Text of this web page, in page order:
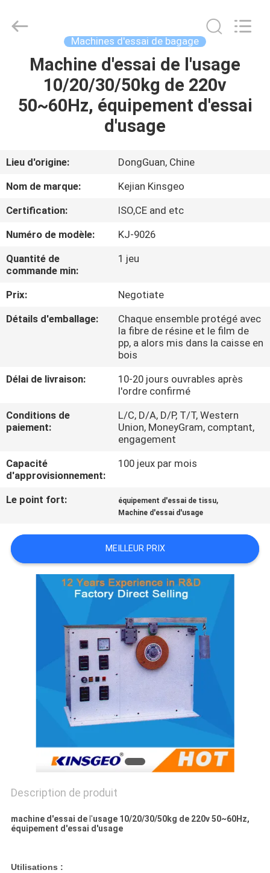
MAISON
DES
AU
SUJET
DE
VISITE
CONTRÔLE
NOUS
DEMANDEZ
UNE
CITATION
PLAN
DU
PRIVACY
INSTRUMENT
CO.,LTD.
Machines d'essai de bagage
Machine d'essai de l'usage
10/20/30/50kg de 220v
50~60Hz, équipement d'essai
d'usage
Lieu d'origine:
DongGuan, Chine
Nom de marque:
Kejian Kinsgeo
Certification:
ISO,CE and etc
Numéro de modèle:
KJ-9026
Quantité de
commande min:
1 jeu
Prix:
Negotiate
Détails d'emballage:
Chaque ensemble protégé avec
la fibre de résine et le film de
pp, a alors mis dans la caisse en
bois
Délai de livraison:
10-20 jours ouvrables après
l'ordre confirmé
Conditions de
paiement:
L/C, D/A, D/P, T/T, Western
Union, MoneyGram, comptant,
engagement
Capacité
d'approvisionnement:
100 jeux par mois
Le point fort: équipement d'essai de tissu,
Machine d'essai d'usage
MEILLEUR PRIX
Description de produit
machine d'essai del'usage 10/20/30/50kg de 220v 50~60Hz,
équipement d'essai d'usage
Utilisations :